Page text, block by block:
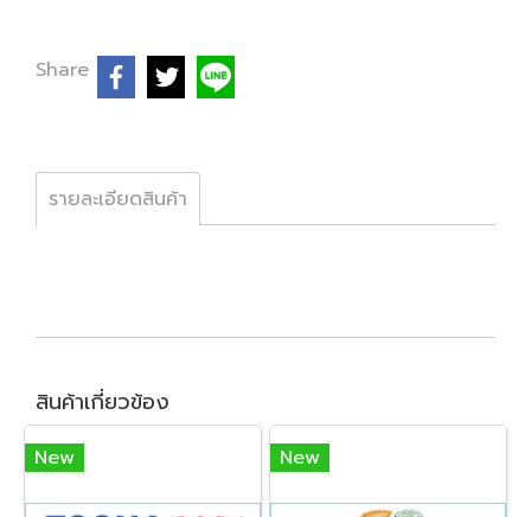
Share
รายละเอียดสินค้า
สินค้าเกี่ยวข้อง
New New